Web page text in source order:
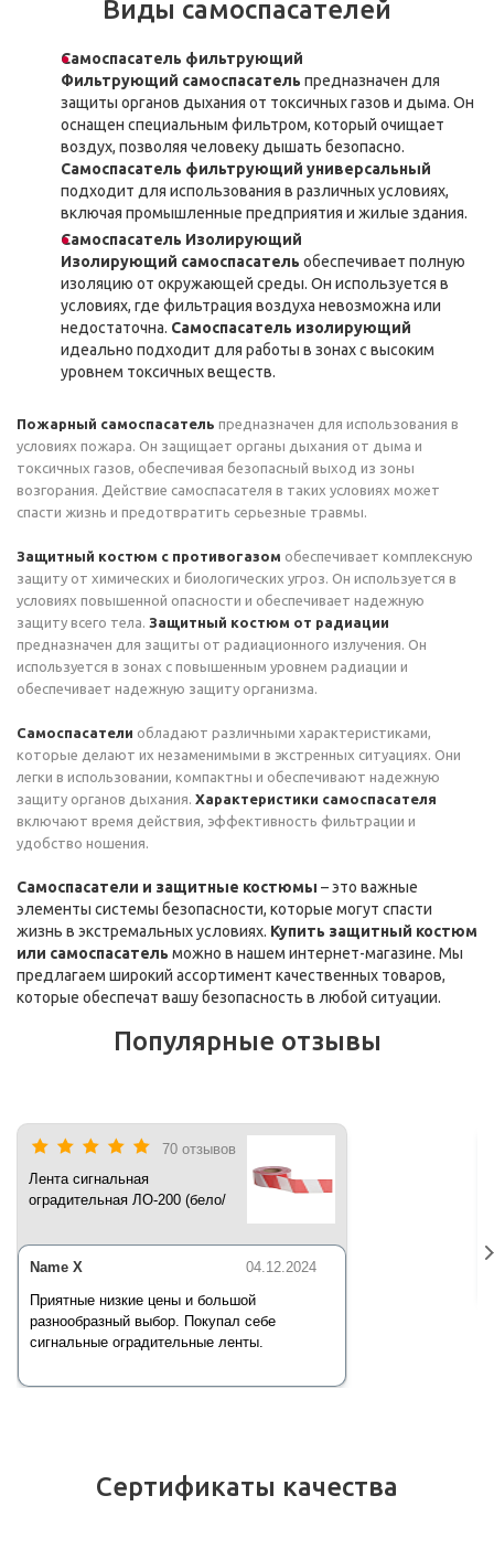
Виды самоспасателей
Самоспасатель фильтрующий
Фильтрующий самоспасатель предназначен для
защиты органов дыхания от токсичных газов и дыма. Он
оснащен специальным фильтром, который очищает
воздух, позволяя человеку дышать безопасно.
Самоспасатель фильтрующий универсальный
подходит для использования в различных условиях,
включая промышленные предприятия и жилые здания.
Самоспасатель Изолирующий
Изолирующий самоспасатель обеспечивает полную
изоляцию от окружающей среды. Он используется в
условиях, где фильтрация воздуха невозможна или
недостаточна. Самоспасатель изолирующий
идеально подходит для работы в зонах с высоким
уровнем токсичных веществ.
Пожарный самоспасатель предназначен для использования в
условиях пожара. Он защищает органы дыхания от дыма и
токсичных газов, обеспечивая безопасный выход из зоны
возгорания. Действие самоспасателя в таких условиях может
спасти жизнь и предотвратить серьезные травмы.
Защитный костюм с противогазом обеспечивает комплексную
защиту от химических и биологических угроз. Он используется в
условиях повышенной опасности и обеспечивает надежную
защиту всего тела. Защитный костюм от радиации
предназначен для защиты от радиационного излучения. Он
используется в зонах с повышенным уровнем радиации и
обеспечивает надежную защиту организма.
Самоспасатели обладают различными характеристиками,
которые делают их незаменимыми в экстренных ситуациях. Они
легки в использовании, компактны и обеспечивают надежную
защиту органов дыхания. Характеристики самоспасателя
включают время действия, эффективность фильтрации и
удобство ношения.
Самоспасатели и защитные костюмы – это важные
элементы системы безопасности, которые могут спасти
жизнь в экстремальных условиях. Купить защитный костюм
или самоспасатель можно в нашем интернет-магазине. Мы
предлагаем широкий ассортимент качественных товаров,
которые обеспечат вашу безопасность в любой ситуации.
Популярные отзывы
70 отзывов
Лента сигнальная
оградительная ЛО-200 (бело/
04.12.2024
Name X
Приятные низкие цены и большой
разнообразный выбор. Покупал себе
сигнальные оградительные ленты.
Сертификаты качества